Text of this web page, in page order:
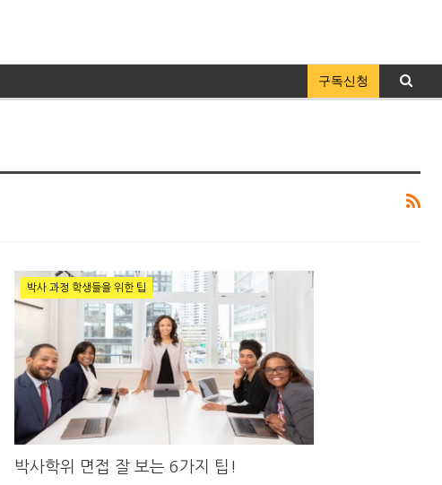
구독신청
박사 과정 학생들을 위한 팁
박사학위 면접 잘 보는 6가지 팁!